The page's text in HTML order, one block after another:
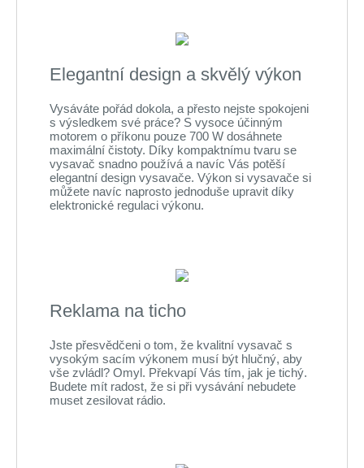
Elegantní design a skvělý výkon
Vysáváte pořád dokola, a přesto nejste spokojeni
s výsledkem své práce? S vysoce účinným
motorem o příkonu pouze 700 W dosáhnete
maximální čistoty. Díky kompaktnímu tvaru se
vysavač snadno používá a navíc Vás potěší
elegantní design vysavače. Výkon si vysavače si
můžete navíc naprosto jednoduše upravit díky
elektronické regulaci výkonu.
Reklama na ticho
Jste přesvědčeni o tom, že kvalitní vysavač s
vysokým sacím výkonem musí být hlučný, aby
vše zvládl? Omyl. Překvapí Vás tím, jak je tichý.
Budete mít radost, že si při vysávání nebudete
muset zesilovat rádio.